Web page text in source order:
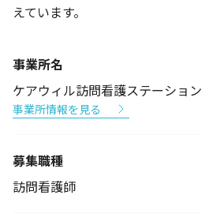
えています。
事業所名
ケアウィル訪問看護ステーション
事業所情報を見る
募集職種
訪問看護師